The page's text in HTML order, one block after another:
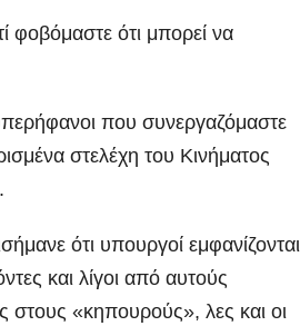
φοβόμαστε ότι μπορεί να
που συνεργαζόμαστε
στελέχη του Κινήματος
ότι υπουργοί εμφανίζονται
και λίγοι από αυτούς
στους «κηπουρούς», λες και οι